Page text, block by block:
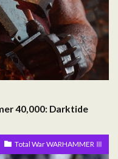
40,000: Darktide
Total War WARHAMMER Ⅲ